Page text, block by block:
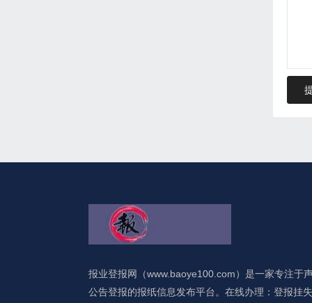
报业登报网（www.baoye100.com）是一家专注于
公告登报的报纸信息发布平台。在线办理：登报挂